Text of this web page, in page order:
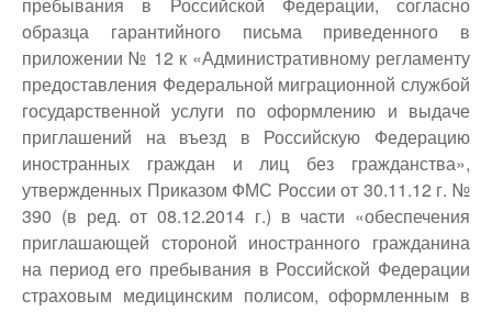
образца гарантийного письма приведенного в
приложении № 12 к «Административному регламенту
предоставления Федеральной миграционной службой
государственной услуги по оформлению и выдаче
приглашений на въезд в Российскую Федерацию
иностранных граждан и лиц без гражданства»,
утвержденных Приказом ФМС России от 30.11.12 г. №
390 (в ред. от 08.12.2014 г.) в части «обеспечения
приглашающей стороной иностранного гражданина
на период его пребывания в Российской Федерации
страховым медицинским полисом, оформленным в